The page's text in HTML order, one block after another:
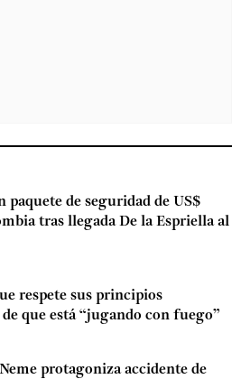
paquete de seguridad de US$
tras llegada De la Espriella al
respete sus principios
que está “jugando con fuego”
protagoniza accidente de